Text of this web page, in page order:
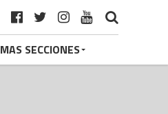
MAS SECCIONES